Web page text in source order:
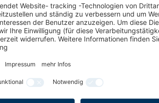
Handgriffen an neue Trends
Geschmack und Geldbeutel!
Jahren flexibler und anspruchsvoller
Lifestyle-Trend entwickelt. Kleinere
zunehmend Hauptmahlzeiten außer